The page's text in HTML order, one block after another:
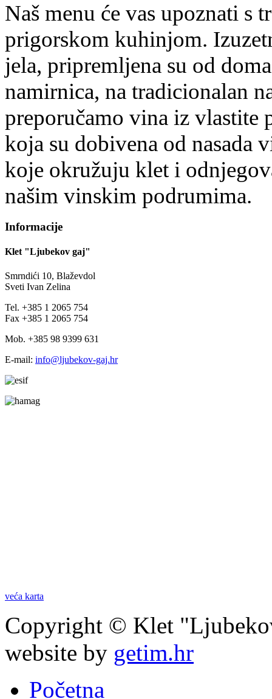
Naš menu će vas upoznati s
prigorskom kuhinjom.
jela, pripremljena su od
namirnica, na tradicionalan
preporučamo vina iz vlastite
koja su dobivena od nasada
koje okružuju klet i
našim vinskim podrumima.
Informacije
Klet "Ljubekov gaj"
Smrndići 10, Blaževdol
Sveti Ivan Zelina
Tel. +385 1 2065 754
Fax +385 1 2065 754
Mob. +385 98 9399 631
E-mail: info@ljubekov-gaj.hr
veća karta
Copyright © Klet
website by getim.hr
Početna